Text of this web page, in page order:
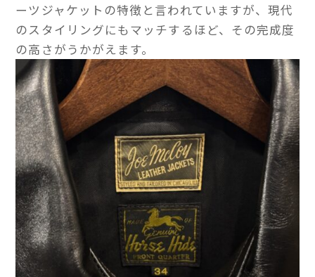
ーツジャケットの特徴と言われていますが、現代
のスタイリングにもマッチするほど、その完成度
の高さがうかがえます。